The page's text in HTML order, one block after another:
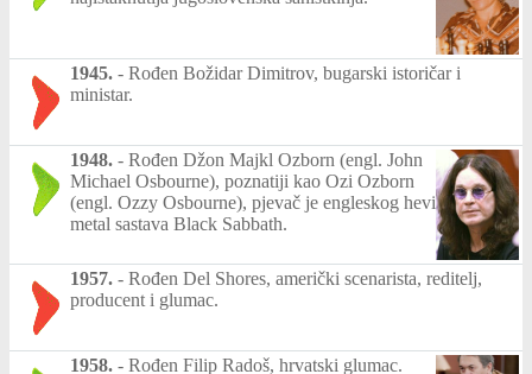
1945. - Rođen Božidar Dimitrov, bugarski istoričar i
ministar.
1948. - Rođen Džon Majkl Ozborn (engl. John
Michael Osbourne), poznatiji kao Ozi Ozborn
(engl. Ozzy Osbourne), pjevač je engleskog hevi
metal sastava Black Sabbath.
1957. - Rođen Del Shores, američki scenarista, reditelj,
producent i glumac.
1958. - Rođen Filip Radoš, hrvatski glumac.